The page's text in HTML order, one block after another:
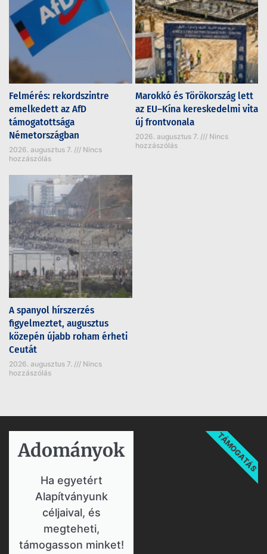
Felmérés: rekordszintre
emelkedett az AfD
támogatottsága
Németországban
2026. augusztus 7.
Nincs
hozzászólás
Marokkó és Törökország lett
az EU–Kína kereskedelmi vita
új frontvonala
2026. augusztus 7.
Nincs
hozzászólás
A spanyol hírszerzés
figyelmeztet, augusztus
közepén újabb roham érheti
Ceutát
2026. augusztus 7.
Nincs
hozzászólás
Adományok​
Ha egyetért
Alapítványunk
céljaival, és
megteheti,
támogasson minket!
TÁMOGATÁS